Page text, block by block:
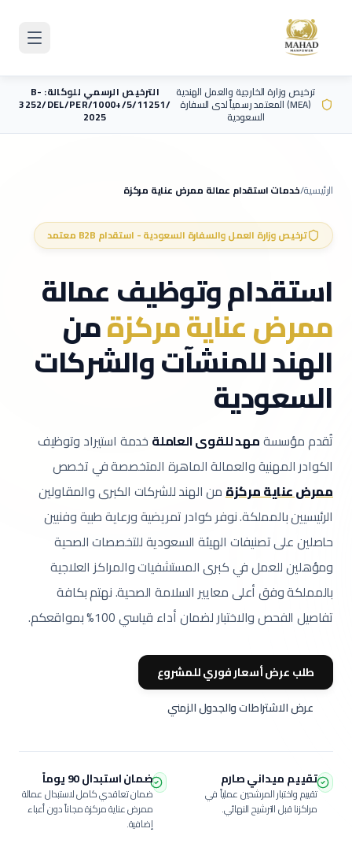
ترخيص وزارة الخارجية والعمل الهندية
(MEA) المعتمد رسمياً لدى السفارة
السعودية
الترخيص الرسمي للوكالة: B-
3252/DEL/PER/1000+/5/11251/
2025
الرئيسية/خدمات استقدام عمالة ممرض عناية مركزة
ترخيص وزارة العمل والسفارة السعودية - استقدام B2B معتمد
استقدام وتوظيف عمالة
ممرض عناية مركزةمن
الهند للمنشآت والشركات
السعودية
تُقدم مؤسسةمهد للقوى العاملة خدمة استيراد وتوظيف
الكوادر المهنية والعمالة الماهرة المتخصصة في تخصص
ممرض عناية مركزةمن الهند للشركات الكبرى والمقاولين
الرئيسيين بالمملكة.نوفر كوادر تمريضية ورعاية طبية وفنيين
حاصلين على تصنيفات الهيئة السعودية للتخصصات الصحية
ومؤهلين للعمل في كبرى المستشفيات والمراكز العلاجية
بالمملكة وفق أعلى معايير السلامة الصحية.نهتم بكافة
تفاصيل الفحص والاختبار لضمان أداء قياسي 100% بمواقعكم.
طلب عرض أسعار فوري للمشروع
عرض الاشتراطات والجدول الزمني
تقييم ميداني صارم
تقييم واختبار المرشحين عملياً في
مراكزنا قبل الترشيح النهائي.
ضمان استبدال 90 يوماً
ضمان تعاقدي كامل لاستبدال عمالة
ممرض عناية مركزةمجاناً دون أعباء
إضافية.